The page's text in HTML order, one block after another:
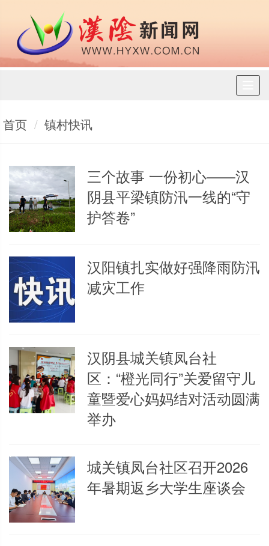
首页 镇村快讯
三个故事 一份初心——汉
阴县平梁镇防汛一线的“守
护答卷”
汉阳镇扎实做好强降雨防汛
减灾工作
汉阴县城关镇凤台社
区：“橙光同行”关爱留守儿
童暨爱心妈妈结对活动圆满
举办
城关镇凤台社区召开2026
年暑期返乡大学生座谈会